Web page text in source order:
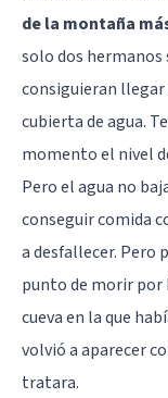
de la montaña
solo dos hermanos
consiguieran llegar
cubierta de agua.
momento el nivel
Pero el agua no
conseguir comida
a desfallecer. Pero
punto de morir por
cueva en la que
volvió a aparecer
tratara.